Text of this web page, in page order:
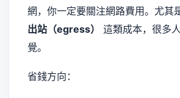
網，你一定要關注網路費用。尤其
出站（egress）
這類成本，很多
覺。
省錢方向：